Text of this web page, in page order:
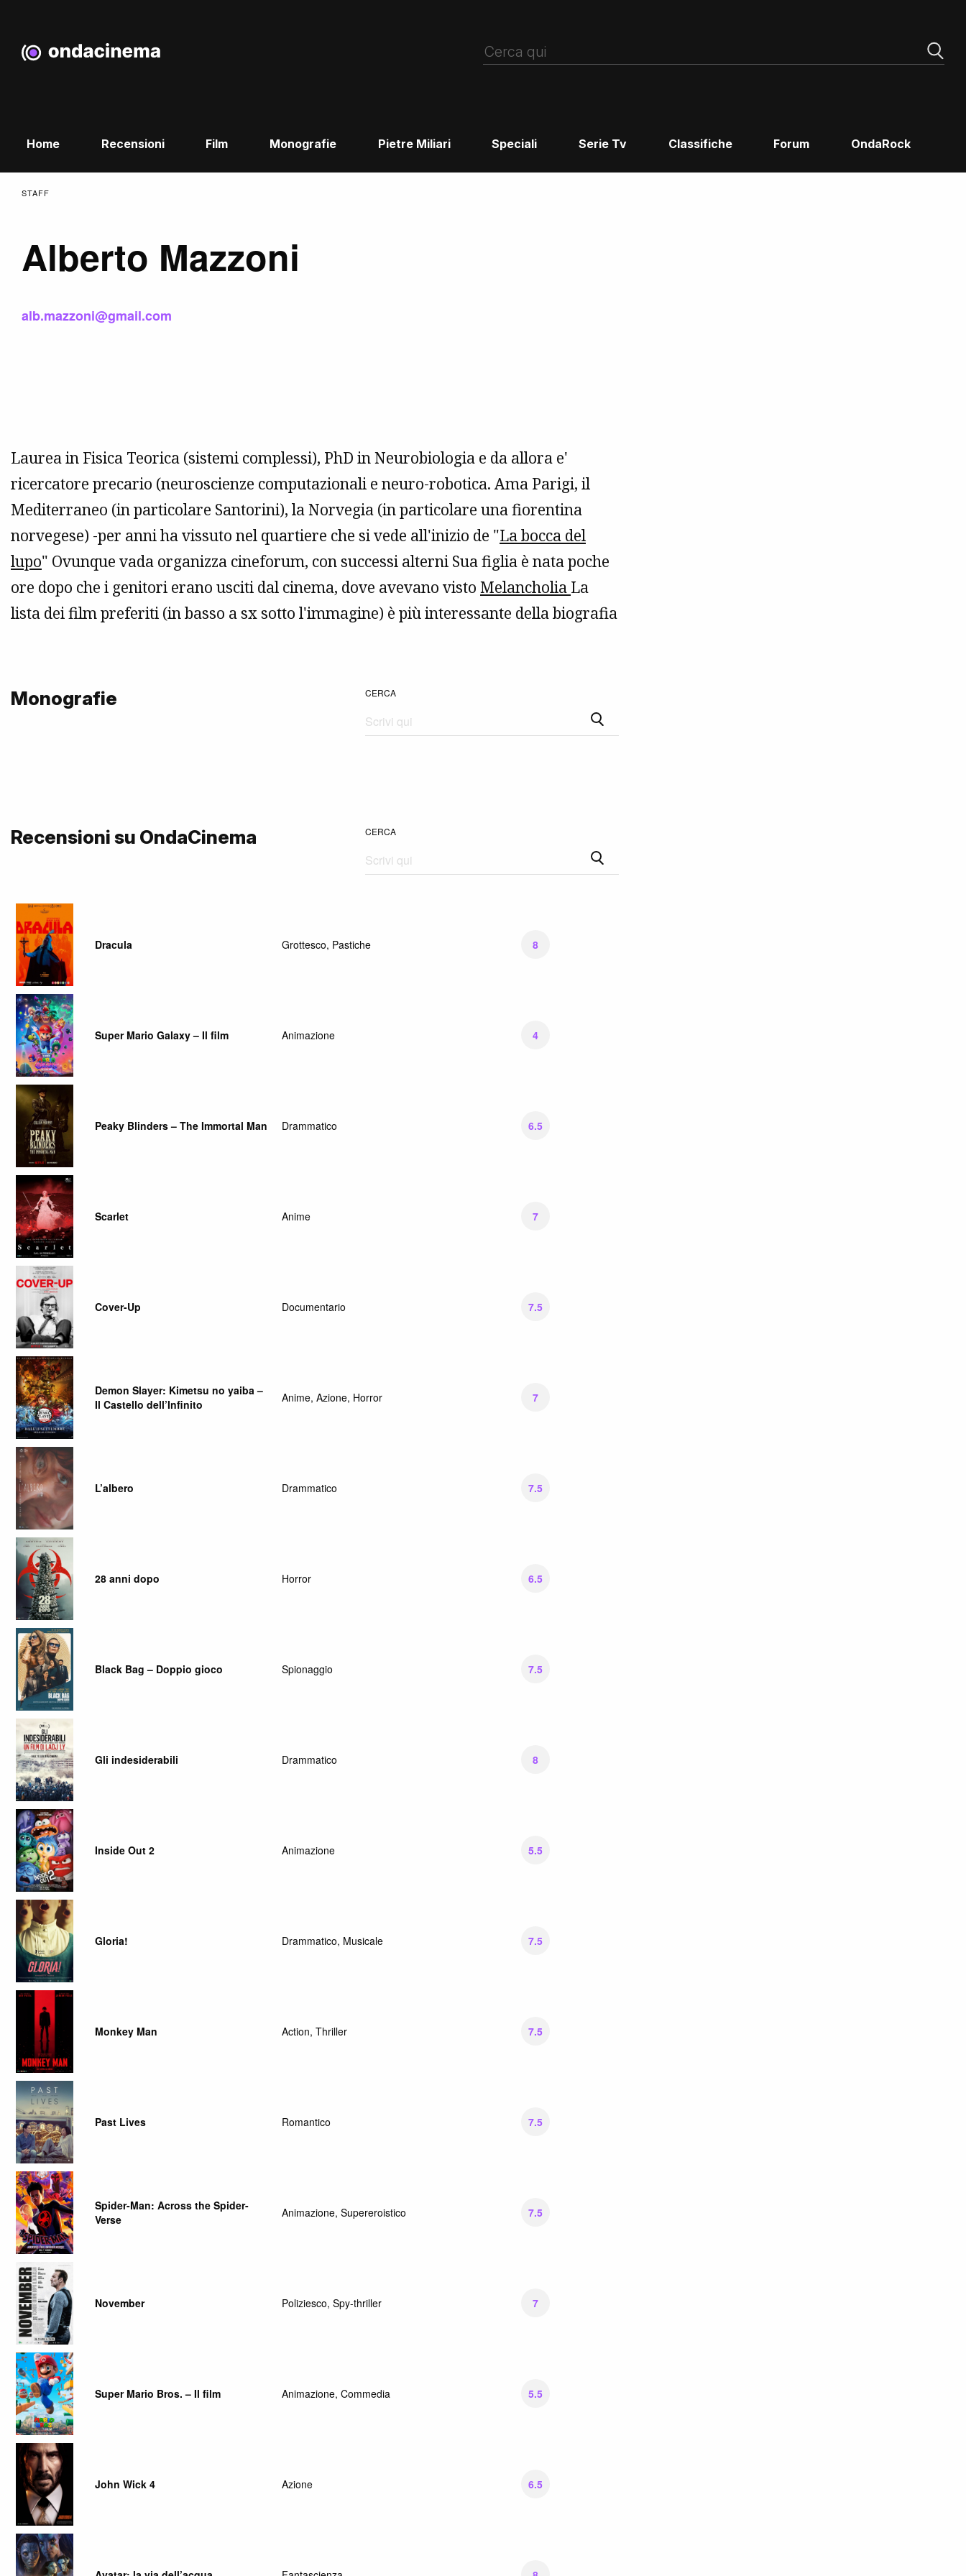
Home Recensioni Film Monografie Pietre Miliari Speciali Serie Tv Classifiche Forum OndaRock
STAFF
Alberto Mazzoni
alb.mazzoni@gmail.com
Laurea in Fisica Teorica (sistemi complessi), PhD in Neurobiologia e da allora e'
ricercatore precario (neuroscienze computazionali e neuro-robotica. Ama Parigi, il
Mediterraneo (in particolare Santorini), la Norvegia (in particolare una fiorentina
norvegese) -per anni ha vissuto nel quartiere che si vede all'inizio de "La bocca del
lupo" Ovunque vada organizza cineforum, con successi alterni Sua figlia è nata poche
ore dopo che i genitori erano usciti dal cinema, dove avevano visto Melancholia La
lista dei film preferiti (in basso a sx sotto l'immagine) è più interessante della biografia
Monografie CERCA
Recensioni su OndaCinema CERCA
Dracula Grottesco, Pastiche 8
Super Mario Galaxy – Il film Animazione 4
Peaky Blinders – The Immortal Man Drammatico 6.5
Scarlet Anime 7
Cover-Up Documentario 7.5
Demon Slayer: Kimetsu no yaiba –
Il Castello dell’Infinito
Anime, Azione, Horror 7
L’albero Drammatico 7.5
28 anni dopo Horror 6.5
Black Bag – Doppio gioco Spionaggio 7.5
Gli indesiderabili Drammatico 8
Inside Out 2 Animazione 5.5
Gloria! Drammatico, Musicale 7.5
Monkey Man Action, Thriller 7.5
Past Lives Romantico 7.5
Spider-Man: Across the Spider-
Verse
Animazione, Supereroistico 7.5
November Poliziesco, Spy-thriller 7
Super Mario Bros. – Il film Animazione, Commedia 5.5
John Wick 4 Azione 6.5